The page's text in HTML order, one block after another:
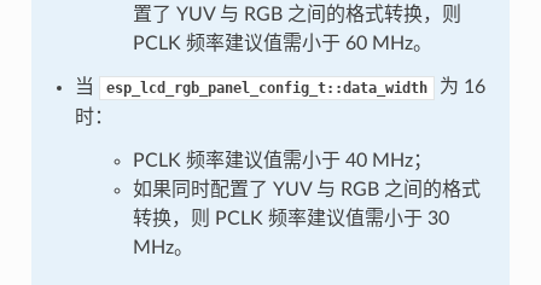
置了 YUV 与 RGB 之间的格式转换，则
PCLK 频率建议值需小于 60 MHz。
当 esp_lcd_rgb_panel_config_t::data_width
为 16
时：
PCLK 频率建议值需小于 40 MHz；
如果同时配置了 YUV 与 RGB 之间的格式
转换，则 PCLK 频率建议值需小于 30
MHz。